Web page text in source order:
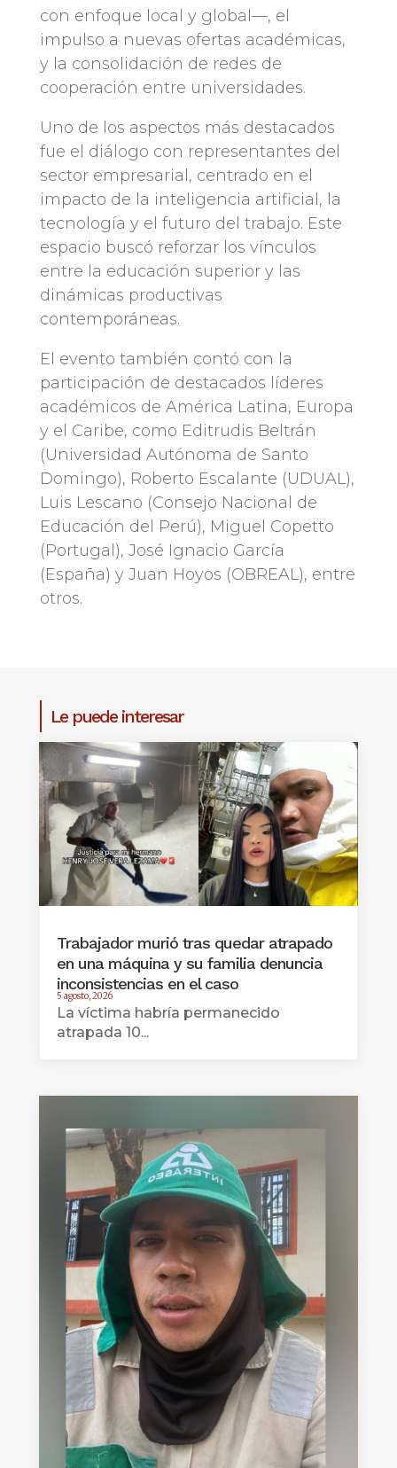
con enfoque local y global—, el
impulso a nuevas ofertas académicas,
y la consolidación de redes de
cooperación entre universidades.
Uno de los aspectos más destacados
fue el diálogo con representantes del
sector empresarial, centrado en el
impacto de la inteligencia artificial, la
tecnología y el futuro del trabajo. Este
espacio buscó reforzar los vínculos
entre la educación superior y las
dinámicas productivas
contemporáneas.
El evento también contó con la
participación de destacados líderes
académicos de América Latina, Europa
y el Caribe, como Editrudis Beltrán
(Universidad Autónoma de Santo
Domingo), Roberto Escalante (UDUAL),
Luis Lescano (Consejo Nacional de
Educación del Perú), Miguel Copetto
(Portugal), José Ignacio García
(España) y Juan Hoyos (OBREAL), entre
otros.
Le puede interesar
Trabajador murió tras quedar atrapado
en una máquina y su familia denuncia
inconsistencias en el caso
5 agosto, 2026
La víctima habría permanecido
atrapada 10...